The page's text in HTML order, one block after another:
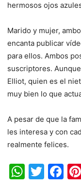
hermosos ojos
Marido y mujer,
encanta publicar
para ellos. Ambos
suscriptores.
Elliot, quien es el
muy bien lo que
A pesar de que la
les interesa y con
realmente felices.